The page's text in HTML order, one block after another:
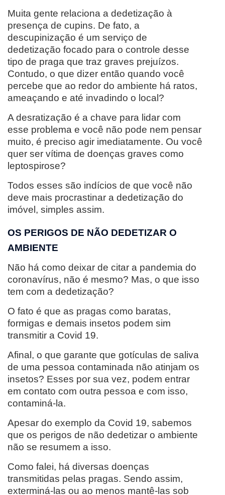
Muita gente relaciona a dedetização à
presença de cupins. De fato, a
descupinização é um serviço de
dedetização focado para o controle desse
tipo de praga que traz graves prejuízos.
Contudo, o que dizer então quando você
percebe que ao redor do ambiente há ratos,
ameaçando e até invadindo o local?
A desratização é a chave para lidar com
esse problema e você não pode nem pensar
muito, é preciso agir imediatamente. Ou você
quer ser vítima de doenças graves como
leptospirose?
Todos esses são indícios de que você não
deve mais procrastinar a dedetização do
imóvel, simples assim.
OS PERIGOS DE NÃO DEDETIZAR O
AMBIENTE
Não há como deixar de citar a pandemia do
coronavírus, não é mesmo? Mas, o que isso
tem com a dedetização?
O fato é que as pragas como baratas,
formigas e demais insetos podem sim
transmitir a Covid 19.
Afinal, o que garante que gotículas de saliva
de uma pessoa contaminada não atinjam os
insetos? Esses por sua vez, podem entrar
em contato com outra pessoa e com isso,
contaminá-la.
Apesar do exemplo da Covid 19, sabemos
que os perigos de não dedetizar o ambiente
não se resumem a isso.
Como falei, há diversas doenças
transmitidas pelas pragas. Sendo assim,
exterminá-las ou ao menos mantê-las sob